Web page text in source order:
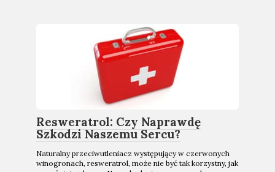
Resweratrol: Czy Naprawdę
Szkodzi Naszemu Sercu?
Naturalny przeciwutleniacz występujący w czerwonych
winogronach, resweratrol, może nie być tak korzystny, jak